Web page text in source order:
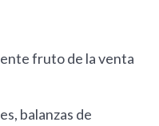
fruto de la venta
balanzas de